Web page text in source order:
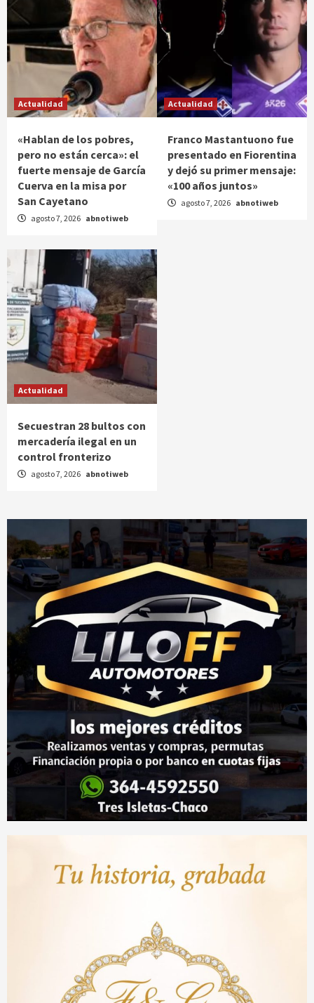
Actualidad
«Hablan de los pobres,
pero no están cerca»: el
fuerte mensaje de García
Cuerva en la misa por
San Cayetano
agosto 7, 2026 abnotiweb
Actualidad
Franco Mastantuono fue
presentado en Fiorentina
y dejó su primer mensaje:
«100 años juntos»
agosto 7, 2026 abnotiweb
Actualidad
Secuestran 28 bultos con
mercadería ilegal en un
control fronterizo
agosto 7, 2026 abnotiweb